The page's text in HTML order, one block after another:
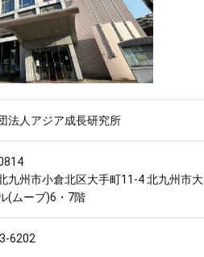
法人アジア成長研究所
九州市小倉北区大手町11-4 北九州市大
(ムーブ)6・7階
6202